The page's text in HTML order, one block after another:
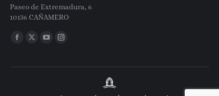
Paseo de Extremadura, 6
10136 CAÑAMERO
Encuéntranos en:
Facebook
opens
X
opens
YouTube
opens
Instagram
opens
new